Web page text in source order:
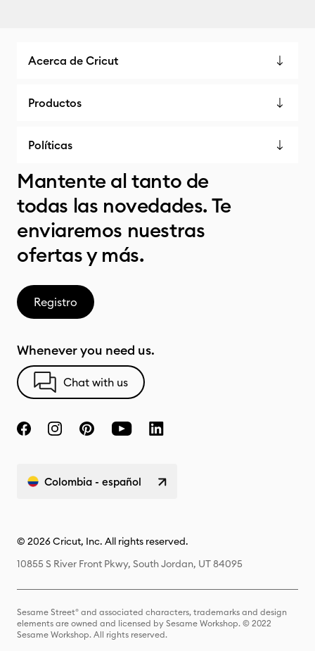
Acerca de Cricut
Productos
Políticas
Mantente al tanto de
todas las novedades. Te
enviaremos nuestras
ofertas y más.
Registro
Whenever you need us.
Chat with us
Colombia - español
© 2026 Cricut, Inc. All rights reserved.
10855 S River Front Pkwy, South Jordan, UT 84095
Sesame Street® and associated characters, trademarks and design
elements are owned and licensed by Sesame Workshop. © 2022
Sesame Workshop. All rights reserved.